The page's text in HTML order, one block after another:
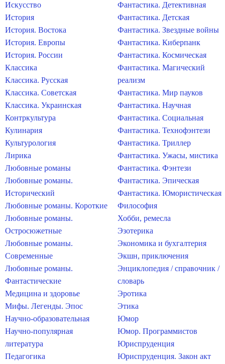
Искусство
История
История. Востока
История. Европы
История. России
Классика
Классика. Русская
Классика. Советская
Классика. Украинская
Контркультура
Кулинария
Культурология
Лирика
Любовные романы
Любовные романы.
Исторический
Любовные романы. Короткие
Любовные романы.
Остросюжетные
Любовные романы.
Современные
Любовные романы.
Фантастические
Медицина и здоровье
Мифы. Легенды. Эпос
Научно-образовательная
Научно-популярная
литература
Педагогика
Фантастика. Детективная
Фантастика. Детская
Фантастика. Звездные войны
Фантастика. Киберпанк
Фантастика. Космическая
Фантастика. Магический
реализм
Фантастика. Мир пауков
Фантастика. Научная
Фантастика. Социальная
Фантастика. Технофэнтези
Фантастика. Триллер
Фантастика. Ужасы, мистика
Фантастика. Фэнтези
Фантастика. Эпическая
Фантастика. Юмористическая
Философия
Хобби, ремесла
Эзотерика
Экономика и бухгалтерия
Экшн, приключения
Энциклопедия / справочник /
словарь
Эротика
Этика
Юмор
Юмор. Программистов
Юриспруденция
Юриспруденция. Закон акт